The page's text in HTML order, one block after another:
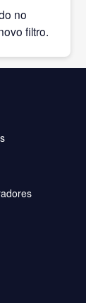
no
filtro.